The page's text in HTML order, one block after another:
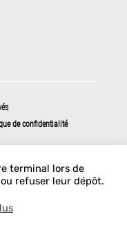
de confidentialité
terminal lors de
refuser leur dépôt.